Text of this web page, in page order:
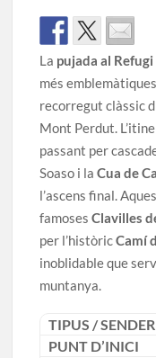
La pujada al
més
recorregut clàssic
Mont Perdut.
passant per
Soaso i laCua de
l’ascens final.
famosesClavilles
per l’històricCamí
inoblidable que
muntanya.
TIPUS / SENDER
PUNT D’INICI